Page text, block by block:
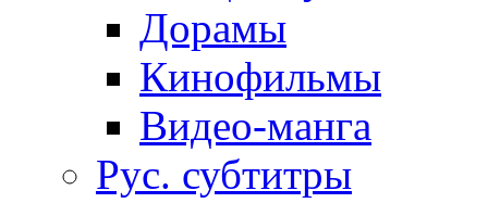
Дорамы
Кинофильмы
Видео-манга
Рус. субтитры